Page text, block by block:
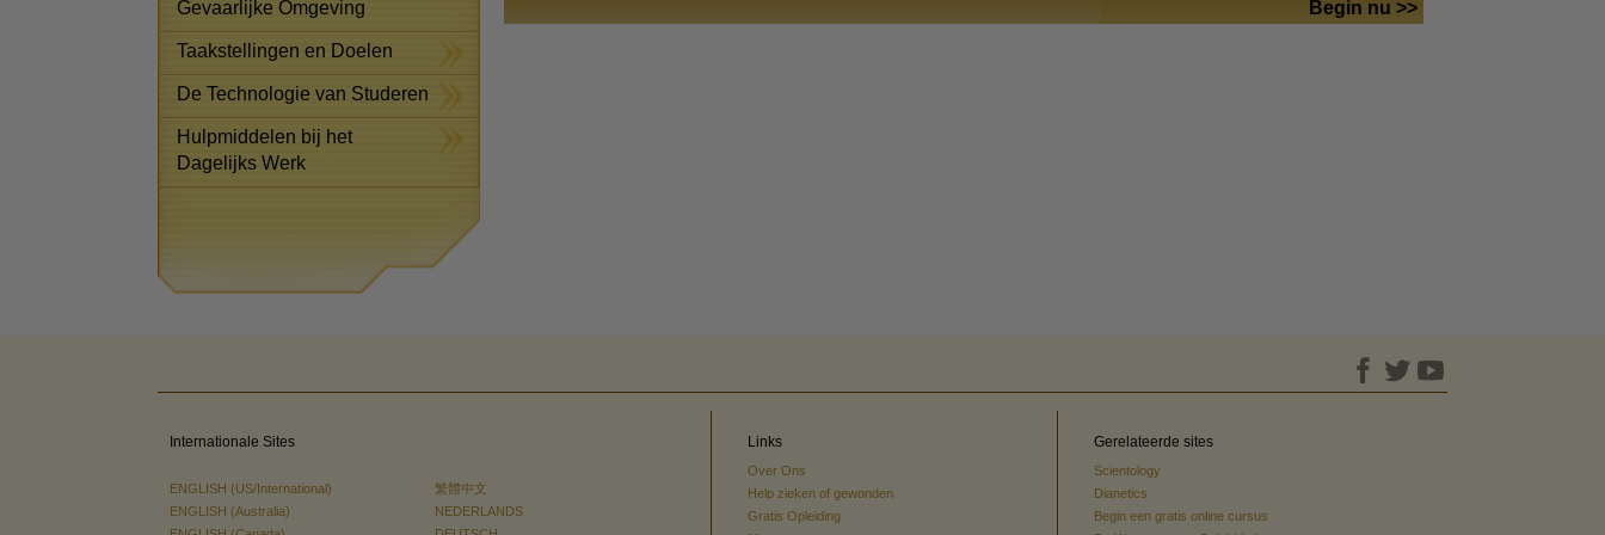
Begin nu >>
Gevaarlijke Omgeving
Taakstellingen en Doelen
De Technologie van Studeren
Hulpmiddelen bij het
Dagelijks Werk
Internationale Sites
ENGLISH (US/International)
ENGLISH (Australia)
繁體中文
NEDERLANDS
Links
Over Ons
Help zieken of gewonden
Gratis Opleiding
Gerelateerde sites
Scientology
Dianetics
Begin een gratis online cursus